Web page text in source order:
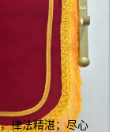
律法精湛；尽心